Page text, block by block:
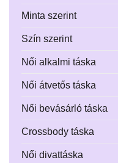
Minta szerint
Szín szerint
Női alkalmi táska
Női átvetős táska
Női bevásárló táska
Crossbody táska
Női divattáska